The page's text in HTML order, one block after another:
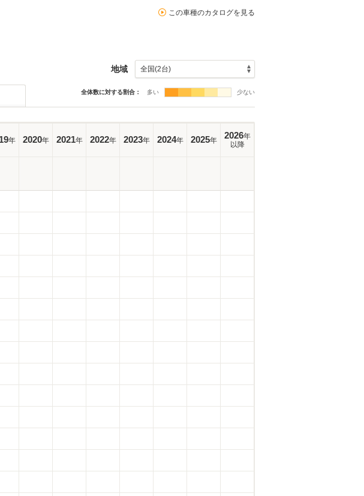
この車種のカタログを見る
地域
全体数に対する割合： 多い 少ない
年 2020年 2021年 2022年 2023年 2024年 2025年 2026年
以降